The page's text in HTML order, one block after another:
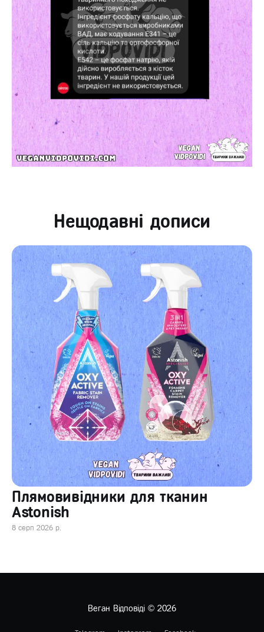
Нещодавні дописи
Плямовивідники для тканин
Astonish
8 серп 2026 р.
Веган Відповіді© 2026